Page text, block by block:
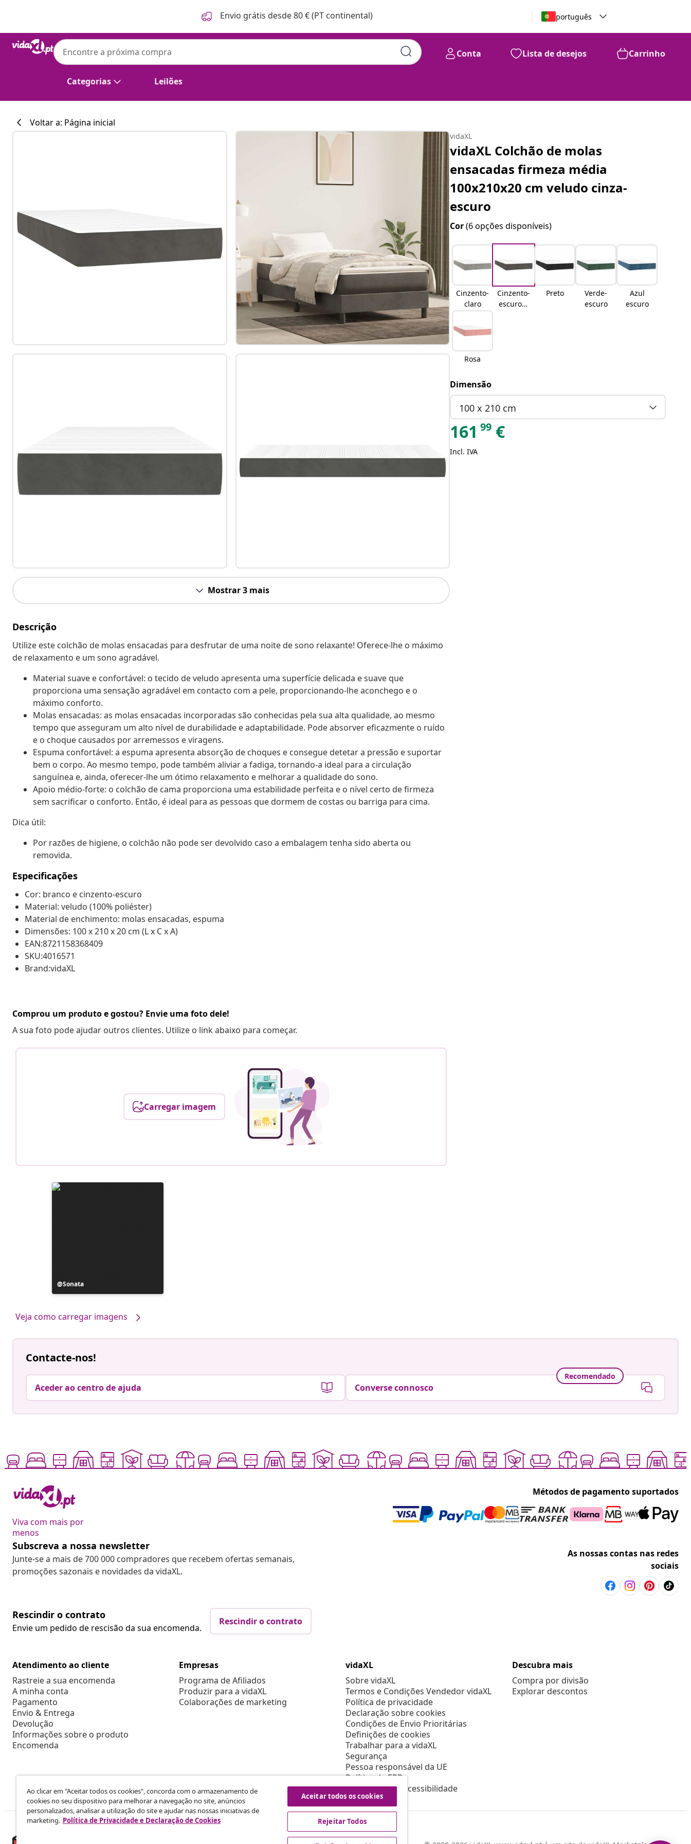
Envio grátis desde 80 € (PT continental) português
Categorias Leilões
Conta Lista de desejos Carrinho
Voltar a: Página inicial
Mostrar 3 mais
Descrição
Utilize este colchão de molas ensacadas para desfrutar de uma noite de sono relaxante! Oferece-lhe o máximo
de relaxamento e um sono agradável.
Material suave e confortável: o tecido de veludo apresenta uma superfície delicada e suave que
proporciona uma sensação agradável em contacto com a pele, proporcionando-lhe aconchego e o
máximo conforto.
Molas ensacadas: as molas ensacadas incorporadas são conhecidas pela sua alta qualidade, ao mesmo
tempo que asseguram um alto nível de durabilidade e adaptabilidade. Pode absorver eficazmente o ruído
e o choque causados por arremessos e viragens.
Espuma confortável: a espuma apresenta absorção de choques e consegue detetar a pressão e suportar
bem o corpo. Ao mesmo tempo, pode também aliviar a fadiga, tornando-a ideal para a circulação
sanguínea e, ainda, oferecer-lhe um ótimo relaxamento e melhorar a qualidade do sono.
Apoio médio-forte: o colchão de cama proporciona uma estabilidade perfeita e o nível certo de firmeza
sem sacrificar o conforto. Então, é ideal para as pessoas que dormem de costas ou barriga para cima.
Dica útil:
Por razões de higiene, o colchão não pode ser devolvido caso a embalagem tenha sido aberta ou
removida.
Especificações
Cor: branco e cinzento-escuro
Material: veludo (100% poliéster)
Material de enchimento: molas ensacadas, espuma
Dimensões: 100 x 210 x 20 cm (L x C x A)
EAN:8721158368409
SKU:4016571
Brand:vidaXL
Comprou um produto e gostou? Envie uma foto dele!
A sua foto pode ajudar outros clientes. Utilize o link abaixo para começar.
Carregar imagem
Postagem
publicada
Sonata
Veja como carregar imagens
vidaXL
vidaXL Colchão de molas
ensacadas firmeza média
100x210x20 cm veludo cinza-
escuro
Cor(6 opções disponíveis)
Cinzento-
claro
Cinzento-
escuroCi
Preto
Verde-
escuro
Azul
escuro
Rosa
Dimensão
100 x 210 cm
161 99 €
Incl. IVA
Contacte-nos!
Aceder ao centro de ajuda
Recomendado
Converse connosco
Viva com mais por
menos
Métodos de pagamento suportados
Subscreva a nossa newsletter
Junte-se a mais de 700 000 compradores que recebem ofertas semanais,
promoções sazonais e novidades da vidaXL.
As nossas contas nas redes
sociais
Rescindir o contrato
Envie um pedido de rescisão da sua encomenda.
Rescindir o contrato
Atendimento ao cliente
Rastreie a sua encomenda
A minha conta
Pagamento
Envio & Entrega
Devolução
Informações sobre o produto
Encomenda
Empresas
Programa de Afiliados
Produzir para a vidaXL
Colaborações de marketing
vidaXL
Sobre vidaXL
Termos e Condições Vendedor vidaXL
Política de privacidade
Declaração sobre cookies
Condições de Envio Prioritárias
Definições de cookies
Trabalhar para a vidaXL
Segurança
Pessoa responsável da UE
Política de EPR
Declaração de acessibilidade
Descubra mais
Compra por divisão
Explorar descontos
Ao clicar em "Aceitar todos os cookies", concorda com o armazenamento de
cookies no seu dispositivo para melhorar a navegação no site, anúncios
personalizados, analisar a utilização do site e ajudar nas nossas iniciativas de
marketing. Política de Privacidade e Declaração de Cookies
Aceitar todos os cookies
Rejeitar Todos